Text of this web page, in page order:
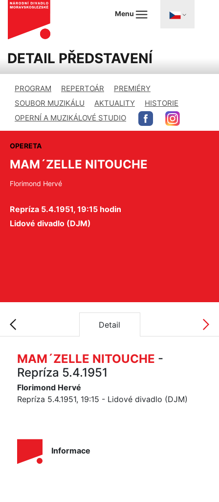
Menu
DETAIL PŘEDSTAVENÍ
PROGRAM REPERTOÁR
PREMIÉRY
SOUBOR MUZIKÁLU
AKTUALITY
HISTORIE
OPERNÍ A MUZIKÁLOVÉ STUDIO
OPERETA
MAM´ZELLE NITOUCHE
Florimond Hervé
Repríza 5.4.1951, 19:15 hodin
Lidové divadlo (DJM)
Detail
MAM´ZELLE NITOUCHE -
Repríza 5.4.1951
Florimond Hervé
Repríza 5.4.1951, 19:15 - Lidové divadlo (DJM)
Informace